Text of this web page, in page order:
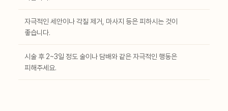
자극적인 세안이나 각질 제거, 마사지 등은 피하시는 것이
좋습니다.
시술 후 2~3일 정도 술이나 담배와 같은 자극적인 행동은
피해주세요.